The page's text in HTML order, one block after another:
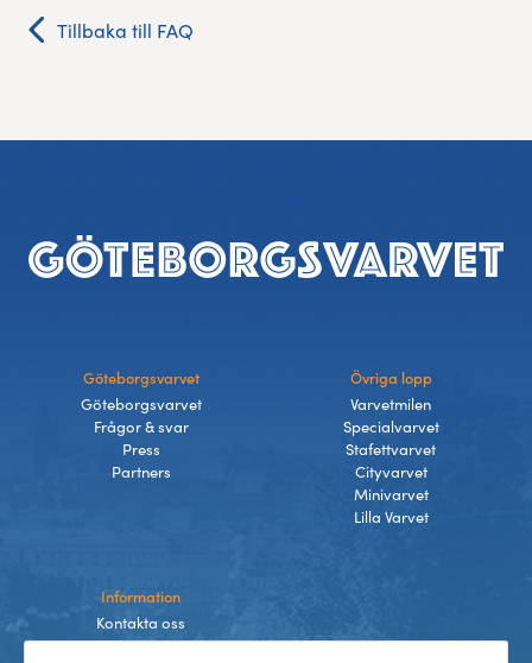
Tillbaka till FAQ
Sidfot
Göteborgsvarvet
Göteborgsvarvet
Frågor & svar
Press
Partners
Övriga lopp
Varvetmilen
Specialvarvet
Stafettvarvet
Cityvarvet
Minivarvet
Lilla Varvet
Information
Kontakta oss